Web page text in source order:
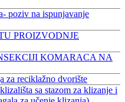
poziv na ispunjavanje
PROIZVODNJE
KOMARACA NA
za reciklažno dvorište
sa stazom za klizanje i